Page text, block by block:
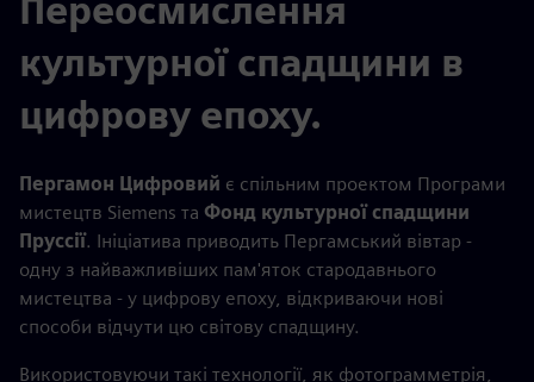
Переосмислення
культурної спадщини в
цифрову епоху.
Пергамон Цифровий є спільним проектом Програми
мистецтв Siemens та Фонд культурної спадщини
Пруссії. Ініціатива приводить Пергамський вівтар -
одну з найважливіших пам'яток стародавнього
мистецтва - у цифрову епоху, відкриваючи нові
способи відчути цю світову спадщину.
Використовуючи такі технології, як фотограмметрія,